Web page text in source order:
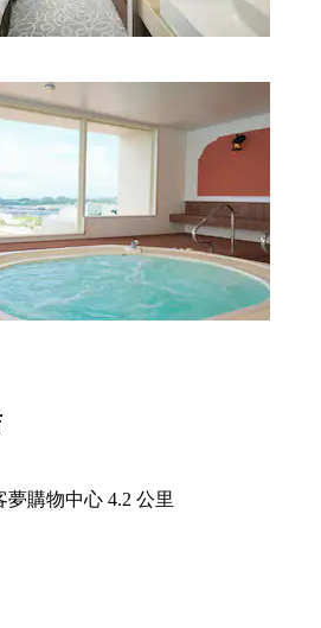
購物中心 4.2 公里